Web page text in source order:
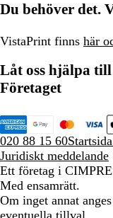
Du behöver det.
VistaPrint finns här
Låt oss hjälpa till
Företaget
020 88 15 60Startsida
Juridiskt meddelande
Ett företag i
Med ensamrätt.
Om inget annat
eventuella tillval.